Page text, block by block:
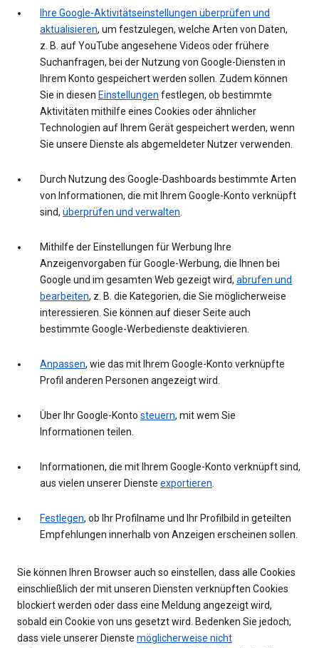
Ihre Google-Aktivitätseinstellungen überprüfen und
aktualisieren, um festzulegen, welche Arten von Daten,
z. B. auf YouTube angesehene Videos oder frühere
Suchanfragen, bei der Nutzung von Google-Diensten in
Ihrem Konto gespeichert werden sollen. Zudem können
Sie in diesen Einstellungen festlegen, ob bestimmte
Aktivitäten mithilfe eines Cookies oder ähnlicher
Technologien auf Ihrem Gerät gespeichert werden, wenn
Sie unsere Dienste als abgemeldeter Nutzer verwenden.
Durch Nutzung des Google-Dashboards bestimmte Arten
von Informationen, die mit Ihrem Google-Konto verknüpft
sind, überprüfen und verwalten.
Mithilfe der Einstellungen für Werbung Ihre
Anzeigenvorgaben für Google-Werbung, die Ihnen bei
Google und im gesamten Web gezeigt wird, abrufen und
bearbeiten, z. B. die Kategorien, die Sie möglicherweise
interessieren. Sie können auf dieser Seite auch
bestimmte Google-Werbedienste deaktivieren.
Anpassen, wie das mit Ihrem Google-Konto verknüpfte
Profil anderen Personen angezeigt wird.
Über Ihr Google-Konto steuern, mit wem Sie
Informationen teilen.
Informationen, die mit Ihrem Google-Konto verknüpft sind,
aus vielen unserer Dienste exportieren.
Festlegen, ob Ihr Profilname und Ihr Profilbild in geteilten
Empfehlungen innerhalb von Anzeigen erscheinen sollen.
Sie können Ihren Browser auch so einstellen, dass alle Cookies
einschließlich der mit unseren Diensten verknüpften Cookies
blockiert werden oder dass eine Meldung angezeigt wird,
sobald ein Cookie von uns gesetzt wird. Bedenken Sie jedoch,
dass viele unserer Dienste möglicherweise nicht